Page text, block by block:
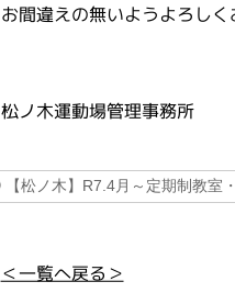
お間違えの無いようよろしく
松ノ木運動場管理事務所
【松ノ木】R7.4月～定期制教室・
＜一覧へ戻る＞